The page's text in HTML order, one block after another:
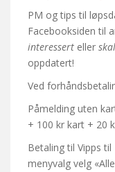
PM og tips til
Facebooksiden til
interessert eller skal
oppdatert!
Ved
Påmelding uten
+ 100 kr kart + 20
Betaling til Vipps
menyvalg velg